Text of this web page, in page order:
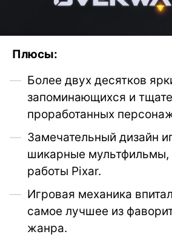
Плюсы:
Более двух десятков
запоминающихся и
проработанных
Замечательный дизайн
шикарные
работы Pixar.
Игровая механика
самое лучшее из
жанра.